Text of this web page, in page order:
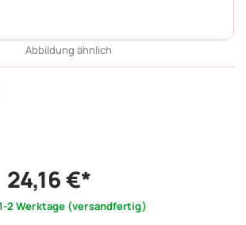
Abbildung ähnlich
24,16 €*
2 Werktage (versandfertig)